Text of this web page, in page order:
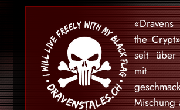
the
seit über
mit
Mischung